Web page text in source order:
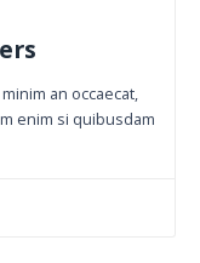
an occaecat,
enim si quibusdam